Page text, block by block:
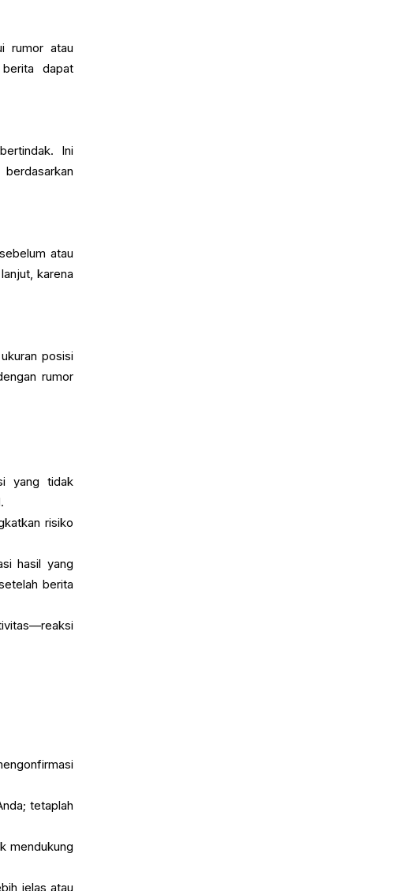
rumor atau
dapat
Ini
atau
karena
posisi
rumor
yang tidak
risiko
hasil yang
berita
tetaplah
mendukung
jelas atau